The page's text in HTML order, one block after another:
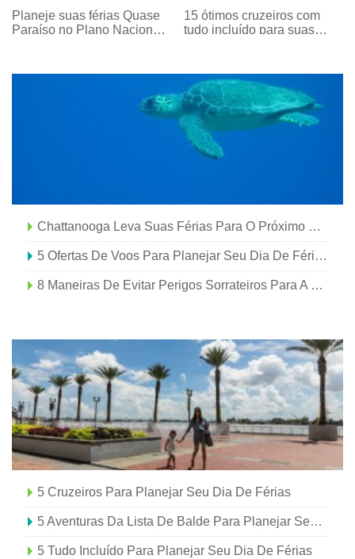
Planeje suas férias Quase
Paraíso no Plano Nacional
15 ótimos cruzeiros com
tudo incluído para suas
Chattanooga Leva Suas Férias Para O Próximo Nível
5 Ofertas De Voos Para Planejar Seu Dia De Férias
8 Maneiras De Evitar Perigos Sorrateiros Para A Saúde Em Suas Próximas Férias
5 Cruzeiros Para Planejar Seu Dia De Férias
5 Aventuras Da Lista De Balde Para Planejar Seu Dia De Férias
5 Tudo Incluído Para Planejar Seu Dia De Férias